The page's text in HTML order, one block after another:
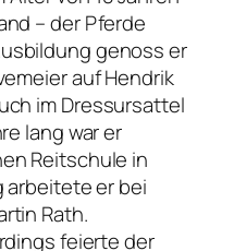
– der Pferde
genoss er
auf Hendrik
im Dressursattel
lang war er
Reitschule in
arbeitete er bei
Rath.
feierte der